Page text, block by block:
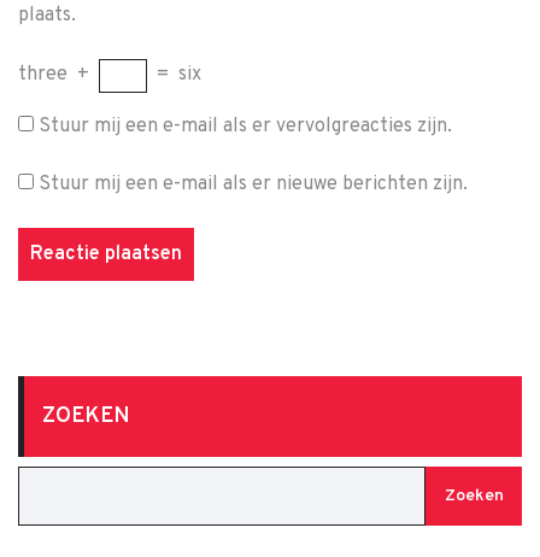
plaats.
three + = six
Stuur mij een e-mail als er vervolgreacties zijn.
Stuur mij een e-mail als er nieuwe berichten zijn.
ZOEKEN
Zoeken